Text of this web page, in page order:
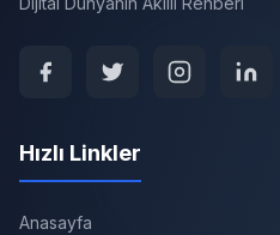
Hızlı Linkler
Anasayfa